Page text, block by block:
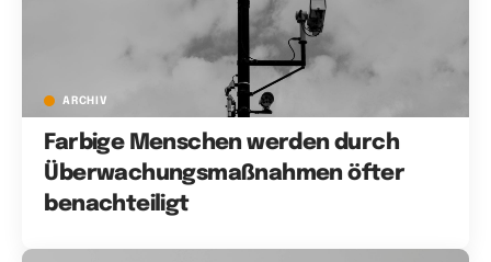
ARCHIV
Farbige Menschen werden durch
Überwachungsmaßnahmen öfter
benachteiligt